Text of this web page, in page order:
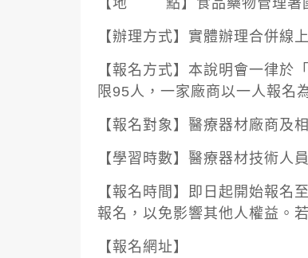
【地 點】食品藥物管理署國
【辦理方式】實體辦理合併線
【報名方式】本說明會一律於
限95人，一家廠商以一人報名
【報名對象】醫療器材廠商及
【學習時數】醫療器材技術人
【報名時間】即日起開始報名
報名，以免影響其他人權益。
【報名網址】